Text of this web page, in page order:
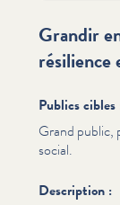
Grandir
résilience
Publics cibles
Grand public,
social.
Description :